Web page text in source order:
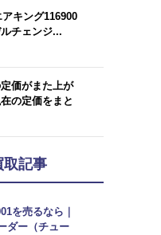
キング116900
ルチェンジ...
価がまた上が
の定価をまと
取記事
を売るなら｜
ダー（チュー